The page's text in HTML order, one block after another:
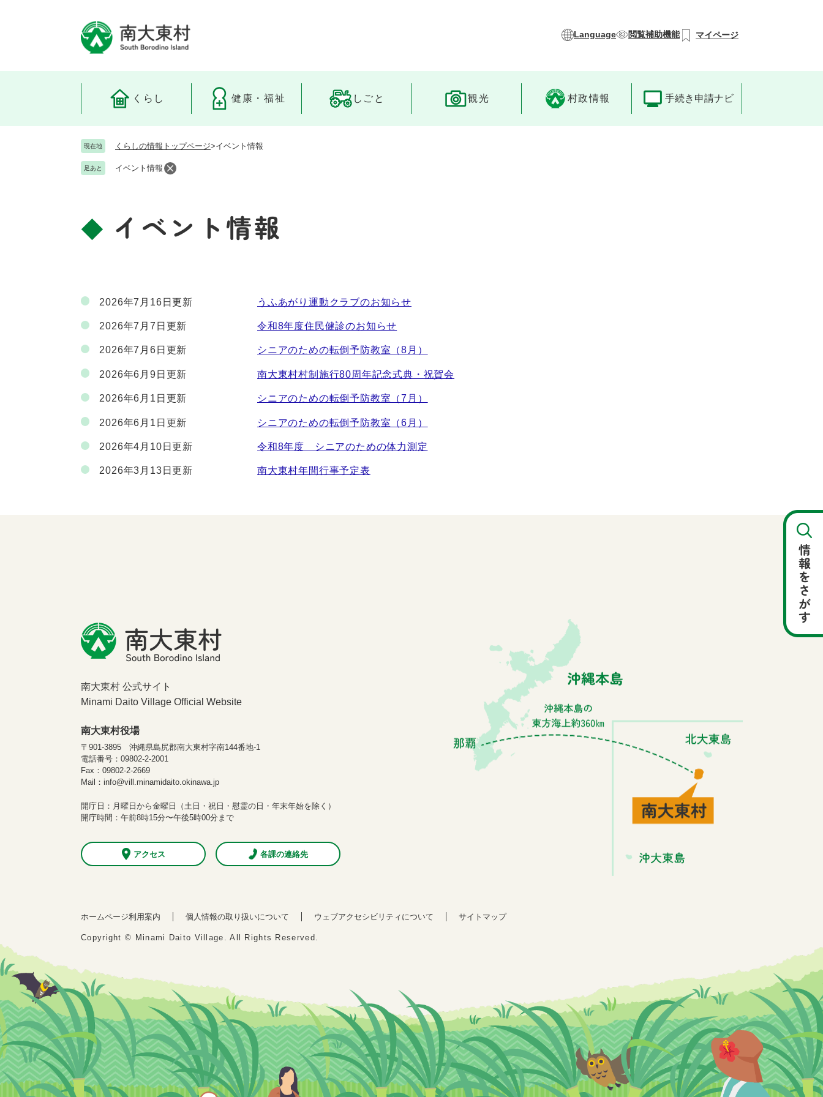
。
Language 閲覧補助機能 マイページ
くらし 健康・福祉 しごと 観光 村政情報 手続き申請ナビ
現在地 くらしの情報トップページ>イベント情報
足あと イベント情報
文
イベント情報
2026年7月16日更新 うふあがり運動クラブのお知らせ
2026年7月7日更新 令和8年度住民健診のお知らせ
2026年7月6日更新 シニアのための転倒予防教室（8月）
2026年6月9日更新 南大東村村制施行80周年記念式典・祝賀会
2026年6月1日更新 シニアのための転倒予防教室（7月）
2026年6月1日更新 シニアのための転倒予防教室（6月）
2026年4月10日更新 令和8年度 シニアのための体力測定
2026年3月13日更新 南大東村年間行事予定表
南大東村 公式サイト
Minami Daito Village Official Website
南大東村役場
〒901-3895 沖縄県島尻郡南大東村字南144番地-1
電話番号：09802-2-2001
Fax：09802-2-2669
Mail：info@vill.minamidaito.okinawa.jp
開庁日：月曜日から金曜日（土日・祝日・慰霊の日・年末年始を除く）
開庁時間：午前8時15分〜午後5時00分まで
アクセス 各課の連絡先
ホームページ利用案内 個人情報の取り扱いについて ウェブアクセシビリティについて サイトマップ
Copyright © Minami Daito Village. All Rights Reserved.